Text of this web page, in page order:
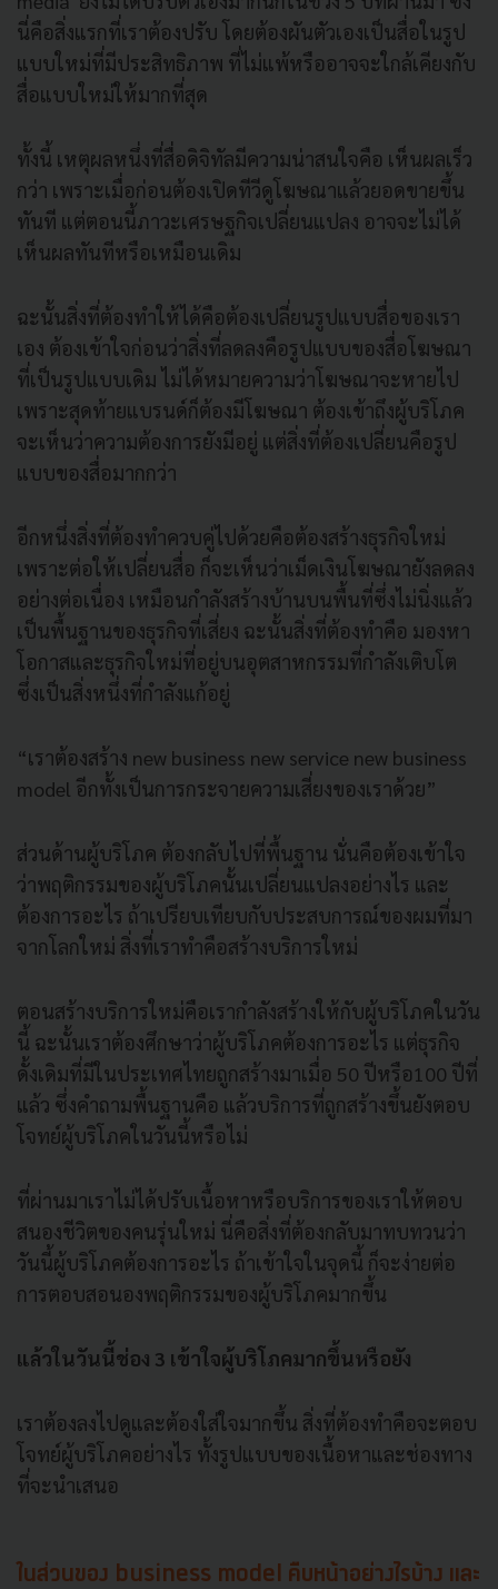
นี่คือสิ่งแรกที่เราต้องปรับ โดยต้องผันตัวเองเป็นสื่อในรูป
แบบใหม่ที่มีประสิทธิภาพ ที่ไม่แพ้หรืออาจจะใกล้เคียงกับ
สื่อแบบใหม่ให้มากที่สุด
ทั้งนี้ เหตุผลหนึ่งที่สื่อดิจิทัลมีความน่าสนใจคือ เห็นผลเร็ว
กว่า เพราะเมื่อก่อนต้องเปิดทีวีดูโฆษณาแล้วยอดขายขึ้น
ทันที แต่ตอนนี้ภาวะเศรษฐกิจเปลี่ยนแปลง อาจจะไม่ได้
เห็นผลทันทีหรือเหมือนเดิม
ฉะนั้นสิ่งที่ต้องทำให้ได้คือต้องเปลี่ยนรูปแบบสื่อของเรา
เอง ต้องเข้าใจก่อนว่าสิ่งที่ลดลงคือรูปแบบของสื่อโฆษณา
ที่เป็นรูปแบบเดิม ไม่ได้หมายความว่าโฆษณาจะหายไป
เพราะสุดท้ายแบรนด์ก็ต้องมีโฆษณา ต้องเข้าถึงผู้บริโภค
จะเห็นว่าความต้องการยังมีอยู่ แต่สิ่งที่ต้องเปลี่ยนคือรูป
แบบของสื่อมากกว่า
อีกหนึ่งสิ่งที่ต้องทำควบคู่ไปด้วยคือต้องสร้างธุรกิจใหม่
เพราะต่อให้เปลี่ยนสื่อ ก็จะเห็นว่าเม็ดเงินโฆษณายังลดลง
อย่างต่อเนื่อง เหมือนกำลังสร้างบ้านบนพื้นที่ซึ่งไม่นิ่งแล้ว
เป็นพื้นฐานของธุรกิจที่เสี่ยง ฉะนั้นสิ่งที่ต้องทำคือ มองหา
โอกาสและธุรกิจใหม่ที่อยู่บนอุตสาหกรรมที่กำลังเติบโต
ซึ่งเป็นสิ่งหนึ่งที่กำลังแก้อยู่
“เราต้องสร้าง new business new service new business
model อีกทั้งเป็นการกระจายความเสี่ยงของเราด้วย”
ส่วนด้านผู้บริโภค ต้องกลับไปที่พื้นฐาน นั่นคือต้องเข้าใจ
ว่าพฤติกรรมของผู้บริโภคนั้นเปลี่ยนแปลงอย่างไร และ
ต้องการอะไร ถ้าเปรียบเทียบกับประสบการณ์ของผมที่มา
จากโลกใหม่ สิ่งที่เราทำคือสร้างบริการใหม่
ตอนสร้างบริการใหม่คือเรากำลังสร้างให้กับผู้บริโภคในวัน
นี้ ฉะนั้นเราต้องศึกษาว่าผู้บริโภคต้องการอะไร แต่ธุรกิจ
ดั้งเดิมที่มีในประเทศไทยถูกสร้างมาเมื่อ 50 ปีหรือ100 ปีที่
แล้ว ซึ่งคำถามพื้นฐานคือ แล้วบริการที่ถูกสร้างขึ้นยังตอบ
โจทย์ผู้บริโภคในวันนี้หรือไม่
ที่ผ่านมาเราไม่ได้ปรับเนื้อหาหรือบริการของเราให้ตอบ
สนองชีวิตของคนรุ่นใหม่ นี่คือสิ่งที่ต้องกลับมาทบทวนว่า
วันนี้ผู้บริโภคต้องการอะไร ถ้าเข้าใจในจุดนี้ ก็จะง่ายต่อ
การตอบสอนองพฤติกรรมของผู้บริโภคมากขึ้น
แล้วในวันนี้ช่อง 3 เข้าใจผู้บริโภคมากขึ้นหรือยัง
เราต้องลงไปดูและต้องใส่ใจมากขึ้น สิ่งที่ต้องทำคือจะตอบ
โจทย์ผู้บริโภคอย่างไร ทั้งรูปแบบของเนื้อหาและช่องทาง
ที่จะนำเสนอ
ในส่วนของ business model คืบหน้าอย่างไรบ้าง และ